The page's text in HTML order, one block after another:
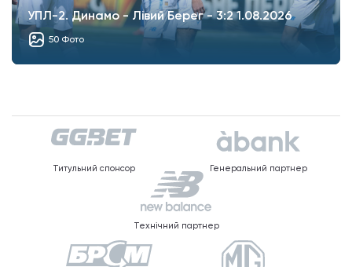
УПЛ-2. Динамо - Лівий Берег - 3:2 1.08.2026
50 Фото
Титульний спонсор Генеральний партнер
Технічний партнер